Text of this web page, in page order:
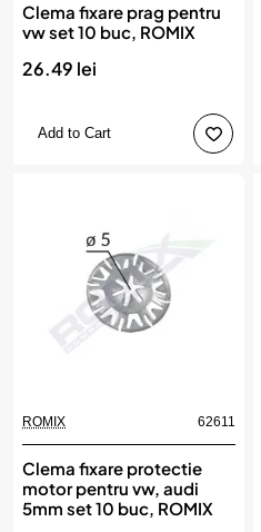
Clema fixare prag pentru
vw set 10 buc, ROMIX
26.49 lei
Add to Cart
ROMIX 62611
Clema fixare protectie
motor pentru vw, audi
5mm set 10 buc, ROMIX